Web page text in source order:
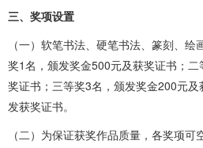
三、奖项设置
（一）软笔书法、硬笔书法、篆刻、
奖1名，颁发奖金500元及获奖证书；
奖证书；三等奖3名，颁发奖金200元
发获奖证书。
（二）为保证获奖作品质量，各奖项可